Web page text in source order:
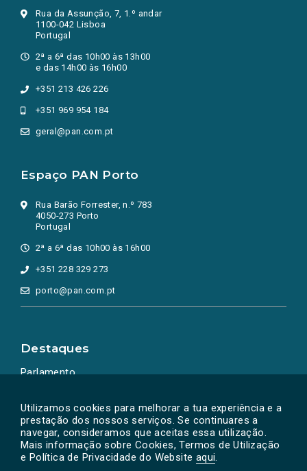
Utilizamos cookies para melhorar a tua experiência e a
prestação dos nossos serviços. Se continuares a
navegar, consideramos que aceitas essa utilização.
Mais informação sobre Cookies, Termos de Utilização
e Política de Privacidade do Website aqui.
Rua da Assunção, 7, 1.º andar
1100-042 Lisboa
Portugal
2ª a 6ª das 10h00 às 13h00
e das 14h00 às 16h00
+351 213 426 226
+351 969 954 184
geral@pan.com.pt
Espaço PAN Porto
Rua Barão Forrester, n.º 783
4050-273 Porto
Portugal
2ª a 6ª das 10h00 às 16h00
+351 228 329 273
porto@pan.com.pt
Destaques
Parlamento